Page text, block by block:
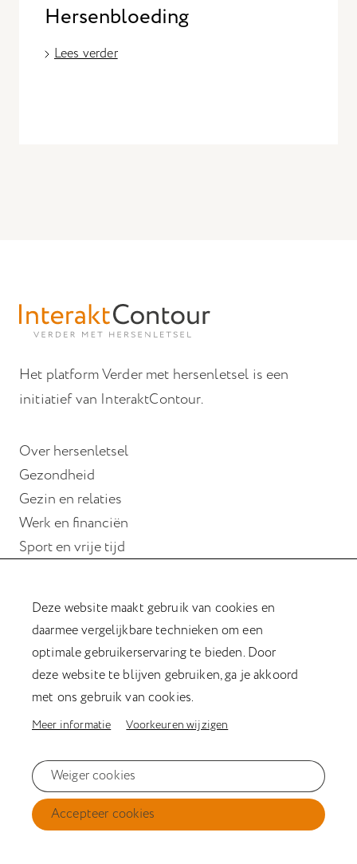
Hersenbloeding
Lees verder
Het platform Verder met hersenletsel is een
initiatief van InteraktContour.
Over hersenletsel
Gezondheid
Gezin en relaties
Werk en financiën
Sport en vrije tijd
Wonen
Hulp bij hersenletsel
Magazine Verder met hersenletsel
Kookboek
Afasiesleutelhanger
Privacyverklaring
Cookiestatement
Disclaimer
Deze website maakt gebruik van cookies en
daarmee vergelijkbare technieken om een
optimale gebruikerservaring te bieden. Door
deze website te blijven gebruiken, ga je akkoord
met ons gebruik van cookies.
Meer informatie Voorkeuren wijzigen
Weiger cookies
Accepteer cookies